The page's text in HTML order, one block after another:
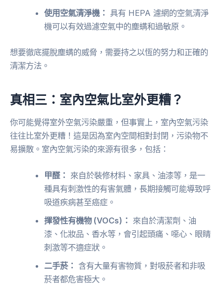
使用空氣清淨機： 具有 HEPA 濾網的空氣清淨
機可以有效過濾空氣中的塵螨和過敏原。
想要徹底擺脫塵螨的威脅，需要持之以恆的努力和正確的
清潔方法。
真相三：室內空氣比室外更糟？
你可能覺得室外空氣污染嚴重，但事實上，室內空氣污染
往往比室外更糟！這是因為室內空間相對封閉，污染物不
易擴散。室內空氣污染的來源有很多，包括：
甲醛： 來自於裝修材料、家具、油漆等，是一
種具有刺激性的有害氣體，長期接觸可能導致呼
吸道疾病甚至癌症。
揮發性有機物 (VOCs)： 來自於清潔劑、油
漆、化妝品、香水等，會引起頭痛、噁心、眼睛
刺激等不適症狀。
二手菸： 含有大量有害物質，對吸菸者和非吸
菸者都危害極大。